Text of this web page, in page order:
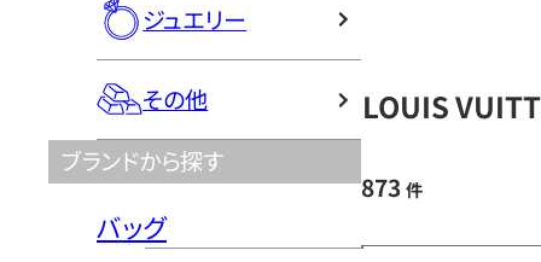
ジュエリー
その他
ブランドから探す
バッグ
LOUIS
873 件